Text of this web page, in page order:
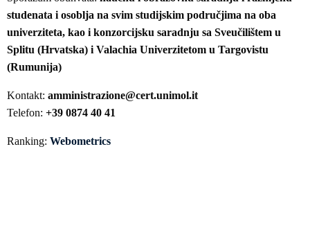
studenata i osoblja na svim studijskim područjima na oba
univerziteta, kao i konzorcijsku saradnju sa Sveučilištem u
Splitu (Hrvatska) i Valachia Univerzitetom u Targovistu
(Rumunija)
Kontakt: amministrazione@cert.unimol.it
Telefon: +39 0874 40 41
Ranking: Webometrics